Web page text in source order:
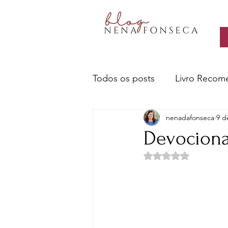
Todos os posts Livro
Livros- Nena recomenda
Sobre escritores e a escrita
nenadafonseca 9
Avaliado com NaN